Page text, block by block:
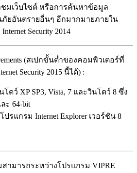
ชมเว็บไซต์ หรือการค้นหาข้อมูล
ภัยอันตรายอื่นๆ อีกมากมายภายใน
Security 2014
(สเปกขั้นต่ำของคอมพิวเตอร์ที่
Security 2015 นี้ได้) :
ดว์ XP SP3, Vista, 7 และวินโดว์ 8 ซึ่ง
ะ 64-bit
รแกรม Internet Explorer เวอร์ชัน 8
สามารถระหว่างโปรแกรม VIPRE